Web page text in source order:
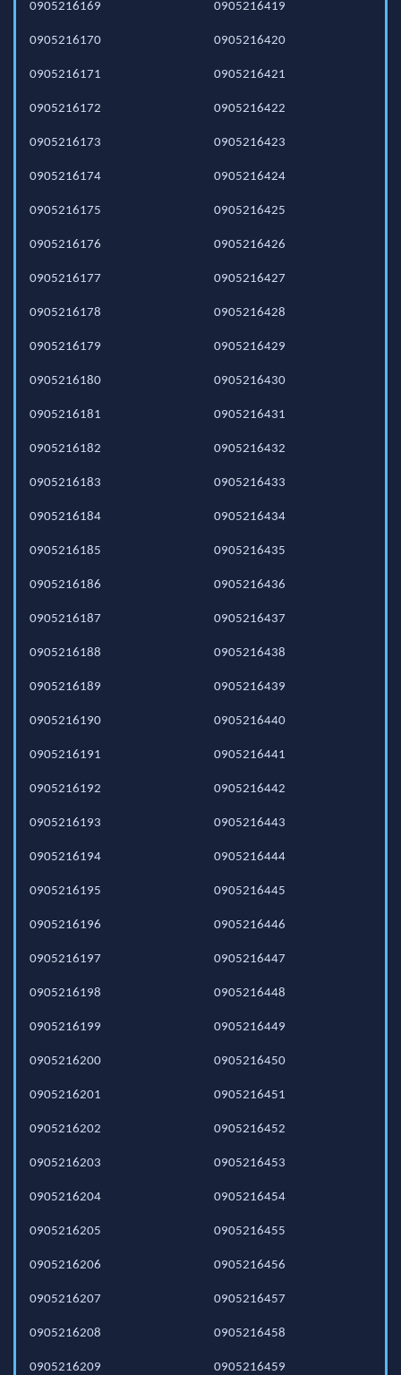
0905216169
0905216170
0905216171
0905216172
0905216173
0905216174
0905216175
0905216176
0905216177
0905216178
0905216179
0905216180
0905216181
0905216182
0905216183
0905216184
0905216185
0905216186
0905216187
0905216188
0905216189
0905216190
0905216191
0905216192
0905216193
0905216194
0905216195
0905216196
0905216197
0905216198
0905216199
0905216200
0905216201
0905216202
0905216203
0905216204
0905216205
0905216206
0905216207
0905216208
0905216209
0905216419
0905216420
0905216421
0905216422
0905216423
0905216424
0905216425
0905216426
0905216427
0905216428
0905216429
0905216430
0905216431
0905216432
0905216433
0905216434
0905216435
0905216436
0905216437
0905216438
0905216439
0905216440
0905216441
0905216442
0905216443
0905216444
0905216445
0905216446
0905216447
0905216448
0905216449
0905216450
0905216451
0905216452
0905216453
0905216454
0905216455
0905216456
0905216457
0905216458
0905216459